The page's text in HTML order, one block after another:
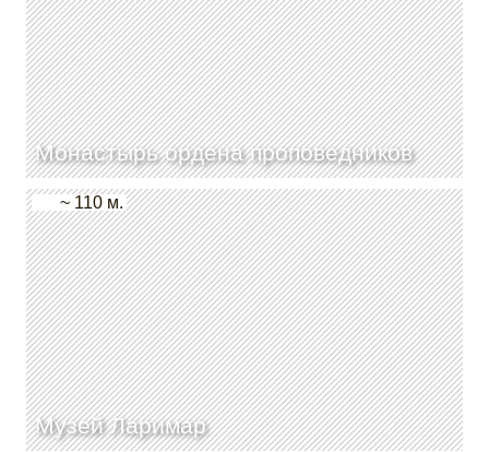
Монастырь ордена проповедников
Музей Ларимар
~ 110 м.